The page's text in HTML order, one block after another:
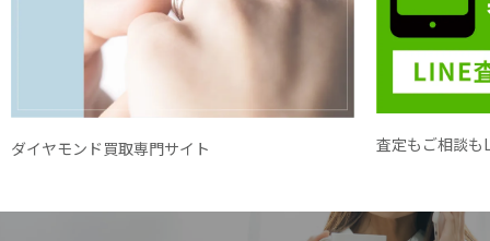
ダイヤモンド買取専門サイト 査定もご相談も